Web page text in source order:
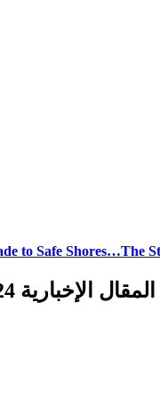
to Safe Shores…The
2024 ©